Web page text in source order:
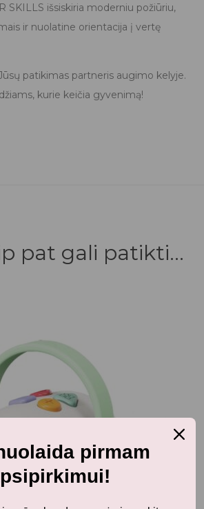
SKILLS išsiskiria moderniu požiūriu,
ir nuolatine orientacija į vertę
patikimas partneris augimo kelyje.
kurie keičia gyvenimą!
pat gali patikti...
pirmam